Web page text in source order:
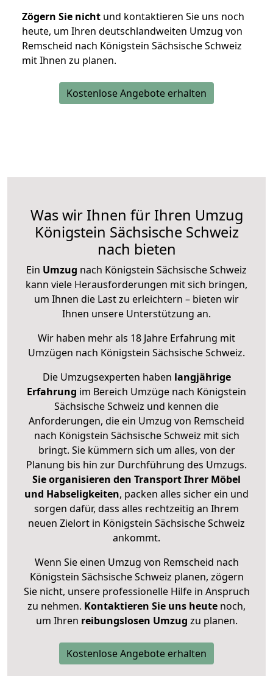
Zögern Sie nicht und kontaktieren Sie uns noch
heute, um Ihren deutschlandweiten Umzug von
Remscheid nach Königstein Sächsische Schweiz
mit Ihnen zu planen.
Kostenlose Angebote erhalten
Was wir Ihnen für Ihren Umzug
Königstein Sächsische Schweiz
nach bieten
Ein Umzug nach Königstein Sächsische Schweiz
kann viele Herausforderungen mit sich bringen,
um Ihnen die Last zu erleichtern – bieten wir
Ihnen unsere Unterstützung an.
Wir haben mehr als 18 Jahre Erfahrung mit
Umzügen nach Königstein Sächsische Schweiz.
Die Umzugsexperten haben langjährige
Erfahrung im Bereich Umzüge nach Königstein
Sächsische Schweiz und kennen die
Anforderungen, die ein Umzug von Remscheid
nach Königstein Sächsische Schweiz mit sich
bringt. Sie kümmern sich um alles, von der
Planung bis hin zur Durchführung des Umzugs.
Sie organisieren den Transport Ihrer Möbel
und Habseligkeiten, packen alles sicher ein und
sorgen dafür, dass alles rechtzeitig an Ihrem
neuen Zielort in Königstein Sächsische Schweiz
ankommt.
Wenn Sie einen Umzug von Remscheid nach
Königstein Sächsische Schweiz planen, zögern
Sie nicht, unsere professionelle Hilfe in Anspruch
zu nehmen. Kontaktieren Sie uns heute noch,
um Ihren reibungslosen Umzug zu planen.
Kostenlose Angebote erhalten